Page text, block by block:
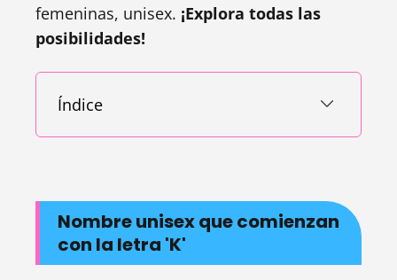
femeninas, unisex. ¡Explora todas las
posibilidades!
Índice
Nombre unisex que comienzan
con la letra 'K'